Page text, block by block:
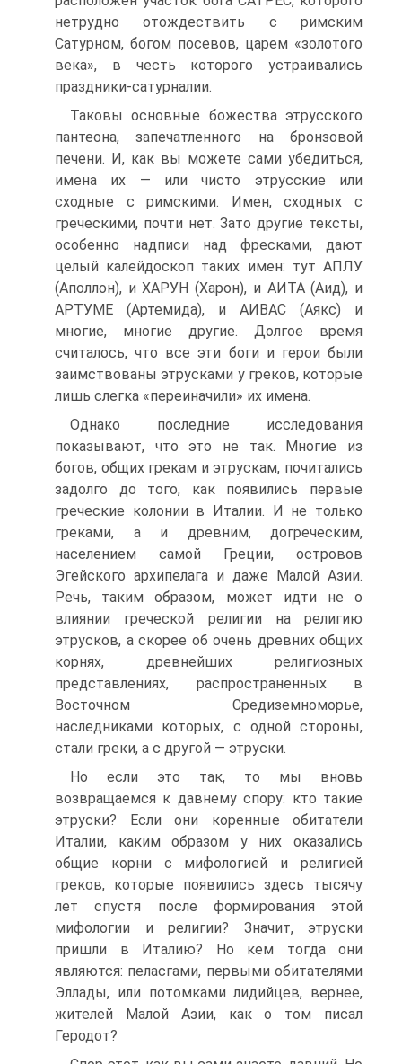
нетрудно отождествить с римским
Сатурном, богом посевов, царем «золотого
века», в честь которого устраивались
праздники-сатурналии.
Таковы основные божества этрусского
пантеона, запечатленного на бронзовой
печени. И, как вы можете сами убедиться,
имена их — или чисто этрусские или
сходные с римскими. Имен, сходных с
греческими, почти нет. Зато другие тексты,
особенно надписи над фресками, дают
целый калейдоскоп таких имен: тут АПЛУ
(Аполлон), и ХАРУН (Харон), и АИТА (Аид), и
АРТУМЕ (Артемида), и АИВАС (Аякс) и
многие, многие другие. Долгое время
считалось, что все эти боги и герои были
заимствованы этрусками у греков, которые
лишь слегка «переиначили» их имена.
Однако последние исследования
показывают, что это не так. Многие из
богов, общих грекам и этрускам, почитались
задолго до того, как появились первые
греческие колонии в Италии. И не только
греками, а и древним, догреческим,
населением самой Греции, островов
Эгейского архипелага и даже Малой Азии.
Речь, таким образом, может идти не о
влиянии греческой религии на религию
этрусков, а скорее об очень древних общих
корнях, древнейших религиозных
представлениях, распространенных в
Восточном Средиземноморье,
наследниками которых, с одной стороны,
стали греки, а с другой — этруски.
Но если это так, то мы вновь
возвращаемся к давнему спору: кто такие
этруски? Если они коренные обитатели
Италии, каким образом у них оказались
общие корни с мифологией и религией
греков, которые появились здесь тысячу
лет спустя после формирования этой
мифологии и религии? Значит, этруски
пришли в Италию? Но кем тогда они
являются: пеласгами, первыми обитателями
Эллады, или потомками лидийцев, вернее,
жителей Малой Азии, как о том писал
Геродот?